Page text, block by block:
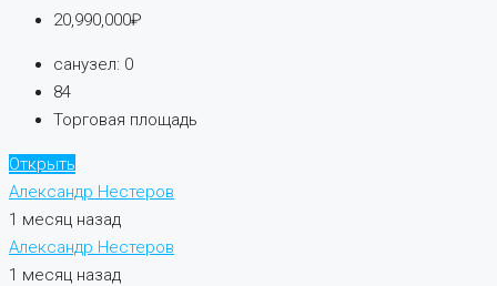
20,990,000₽
санузел: 0
84
Торговая площадь
Открыть
Александр Нестеров
1 месяц назад
Александр Нестеров
1 месяц назад